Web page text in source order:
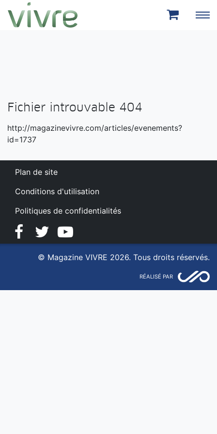
Aller au menu principal
Aller au contenu principal
Fichier introuvable 404
http://magazinevivre.com/articles/evenements?
id=1737
Plan de site
Conditions d'utilisation
Politiques de confidentialités
FacebookTwitterYouTube
© Magazine VIVRE 2026. Tous droits réservés.
RÉALISÉ PAR